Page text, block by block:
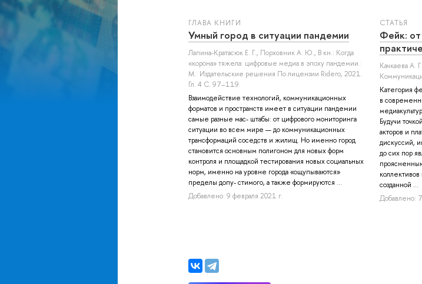
ГЛАВА КНИГИ
Умный город в ситуации пандемии
Лапина-Кратасюк Е. Г., Порховник А. Ю., В кн.: Когда
«корона» тяжела: цифровые медиа в эпоху пандемии.:
М.: Издательские решения По лицензии Ridero, 2021.
Гл. 4 С. 97–119.
Взаимодействие технологий, коммуникационных
форматов и пространств имеет в ситуации пандемии
самые разные мас- штабы: от цифрового мониторинга
ситуации во всем мире — до коммуникационных
трансформаций соседств и жилищ. Но именно город
становится основным полигоном для новых форм
контроля и площадкой тестирования новых социальных
норм, именно на уровне города «ощупываются»
пределы допу- стимого, а также формируются ...
Добавлено: 9 февраля 2021 г.
СТАТЬЯ
Фейк: от
Качкаева А. Г.
Категория
в
Будучи
акторов и
дискуссий,
до сих пор
созданной ...
Добавлено: 7